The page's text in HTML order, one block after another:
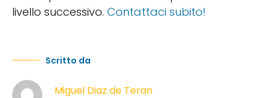
livello successivo. Contattaci subito!
Scritto da
Miguel Diaz de Teran